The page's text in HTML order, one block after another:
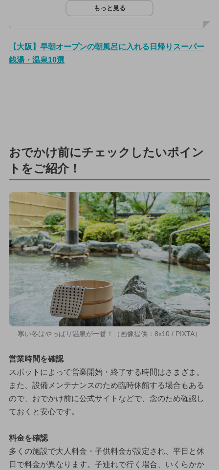
もっと見る
【大阪】早朝オープンの朝風呂に入れる日帰りスーパー
銭湯・温泉10選
おでかけ前にチェックしたいポイン
トをご紹介！
寒い冬はやっぱり温泉が一番！（画像提供：8x10 / PIXTA）
営業時間を確認
スポットによって営業開始・終了する時間はさまざま。
また、設備メンテナンスのため臨時休館する場合もある
ので、おでかけ前に公式サイトなどで、念のため確認し
ておくと安心です。
料金を確認
多くの施設で大人料金・子供料金が設定され、平日と休
日で料金が異なります。子連れで行く場合、いくらかか